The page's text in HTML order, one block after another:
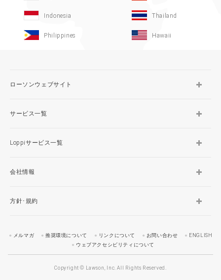
Indonesia Thailand
Philippines Hawaii
ローソンウェブサイト
サービス一覧
Loppiサービス一覧
会社情報
方針･規約
メルマガ 推奨環境について リンクについて お問い合わせ
ENGLISH
ウェブアクセシビリティについて
Copyright © Lawson, Inc. All Rights Reserved.